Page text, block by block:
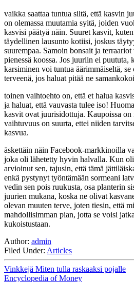
vaikka saattaa tuntua siltä, että kasvin
on olemassa muutamia syitä, joiden
kasvisi päätyä näin. Suuret kasvit,
täydellinen lausunto kotiisi, joskus
suurempaa. Samoin bonsait ja
pienessä koossa. Jos juuriin ei puututa,
karsiminen voi tuntua äärimmäiseltä, se
terveenä, jos haluat pitää ne
toinen vaihtoehto on, että et halua
ja haluat, että vauvasta tulee iso!
kasvit ovat juurisidottuja. Kaupoissa on
vaihtuvuus on suurta, ettei niiden
kasvua.
äskettäin näin Facebook-markkinoilla
joka oli lähetetty hyvin halvalla. Kun
arvioinut sen, tajusin, että tämä
enkä pystynyt työntämään sormeani
vedin sen pois ruukusta, osa planterin
juurien mukana, koska ne olivat
olevan muuten terve, joten tiesin, että
mahdollisimman pian, jotta se voisi
kukoistustaan.
Author: admin
Filed Under: Articles
Vinkkejä Miten tulla raskaaksi pojalle
Encyclopedia of Money